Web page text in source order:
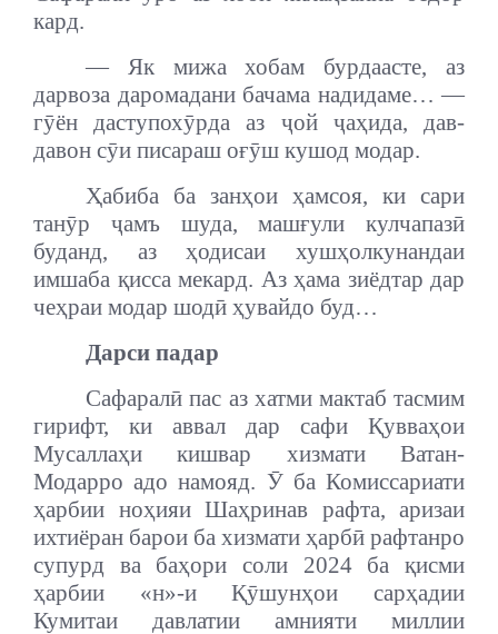
кард.
— Як мижа хобам бурдаасте, аз
дарвоза даромадани бачама надидаме… —
гӯён даступохӯрда аз ҷой ҷаҳида, дав-
давон сӯи писараш оғӯш кушод модар.
Ҳабиба ба занҳои ҳамсоя, ки сари
танӯр ҷамъ шуда, машғули кулчапазӣ
буданд, аз ҳодисаи хушҳолкунандаи
имшаба қисса мекард. Аз ҳама зиёдтар дар
чеҳраи модар шодӣ ҳувайдо буд…
Дарси падар
Сафаралӣ пас аз хатми мактаб тасмим
гирифт, ки аввал дар сафи Қувваҳои
Мусаллаҳи кишвар хизмати Ватан-
Модарро адо намояд. Ӯ ба Комиссариати
ҳарбии ноҳияи Шаҳринав рафта, аризаи
ихтиёран барои ба хизмати ҳарбӣ рафтанро
супурд ва баҳори соли 2024 ба қисми
ҳарбии «н»-и Қӯшунҳои сарҳадии
Кумитаи давлатии амнияти миллии